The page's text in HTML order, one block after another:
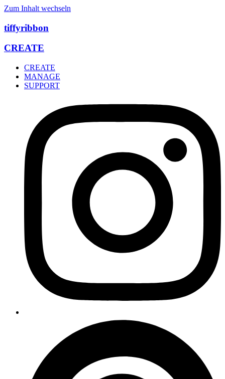
Zum Inhalt wechseln
tiffyribbon
CREATE
CREATE
MANAGE
SUPPORT